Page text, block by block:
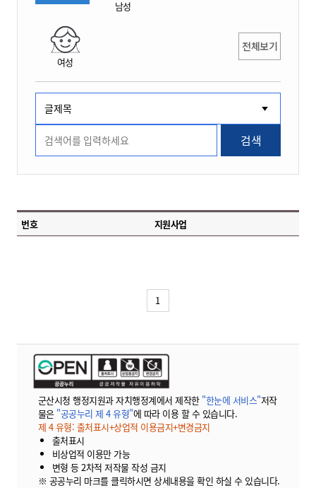
남성
여성
전체보기
검색
번호 지원사업
1
군산시청 행정지원과 자치행정계에서 제작한 "한눈에 서비스"저작
물은 "공공누리 제 4 유형"에 따라 이용 할 수 있습니다.
제 4 유형: 출처표시+상업적 이용금지+변경금지
출처표시
비상업적 이용만 가능
변형 등 2차적 저작물 작성 금지
※ 공공누리 마크를 클릭하시면 상세내용을 확인 하실 수 있습니다.